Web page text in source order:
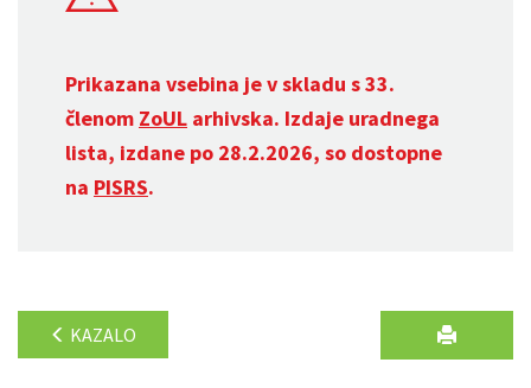
Prikazana vsebina je v skladu s 33.
členom ZoUL arhivska. Izdaje uradnega
lista, izdane po 28.2.2026, so dostopne
na PISRS.
KAZALO